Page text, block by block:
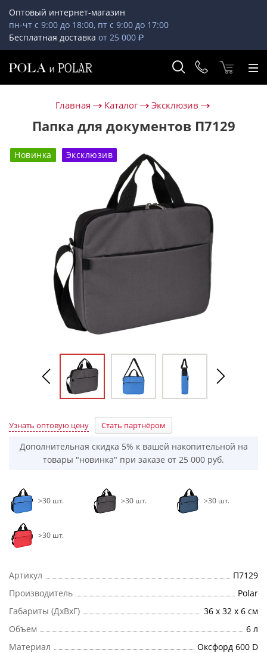
Оптовый интернет-магазин
пн-чт с 9:00 до 18:00, пт с 9:00 до 17:00
Бесплатная доставка от 25 000 ₽
Главная Каталог Эксклюзив
Папка для документов П7129
Новинка Эксклюзив
Узнать оптовую цену Стать партнёром
Дополнительная скидка 5% к вашей накопительной на
товары "новинка" при заказе от 25 000 руб.
>30 шт. >30 шт. >30 шт.
>30 шт.
Артикул
П7129
Производитель
Polar
Габариты (ДхВхГ)
36 х 32 х 6 см
Объем
6 л
Материал
Оксфорд 600 D